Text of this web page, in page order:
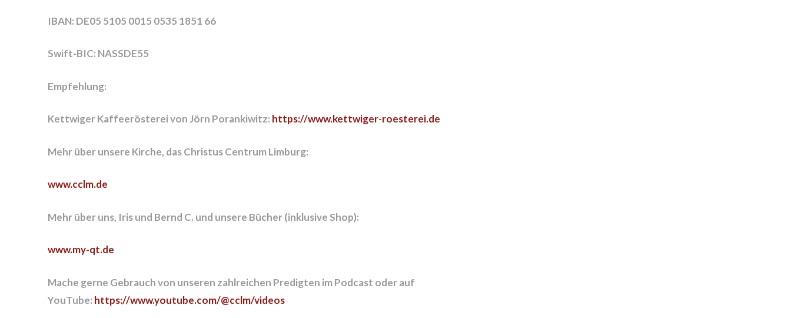
IBAN: DE05 5105 0015 0535 1851 66
Swift-BIC: NASSDE55
Empfehlung:
Kettwiger Kaffeerösterei von Jörn Porankiwitz: https://www.kettwiger-roesterei.de
Mehr über unsere Kirche, das Christus Centrum Limburg:
www.cclm.de
Mehr über uns, Iris und Bernd C. und unsere Bücher (inklusive Shop):
www.my-qt.de
Mache gerne Gebrauch von unseren zahlreichen Predigten im Podcast oder auf
YouTube: https://www.youtube.com/@cclm/videos